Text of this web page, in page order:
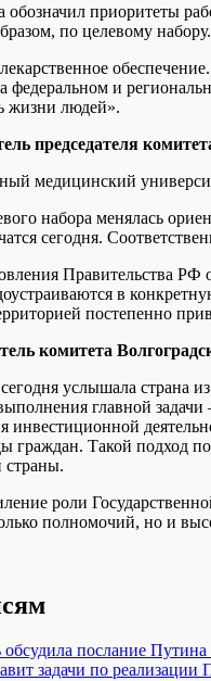
обозначил приоритеты
по целевому набору.
и
жизни людей».
председателя
медицинский
набора менялась
сегодня.
Правительства РФ
в
постепенно
комитета
услышала страна
выполнения главной
инвестиционной
граждан. Такой подход
страны.
роли
полномочий, но и
обсудила послание
задачи по